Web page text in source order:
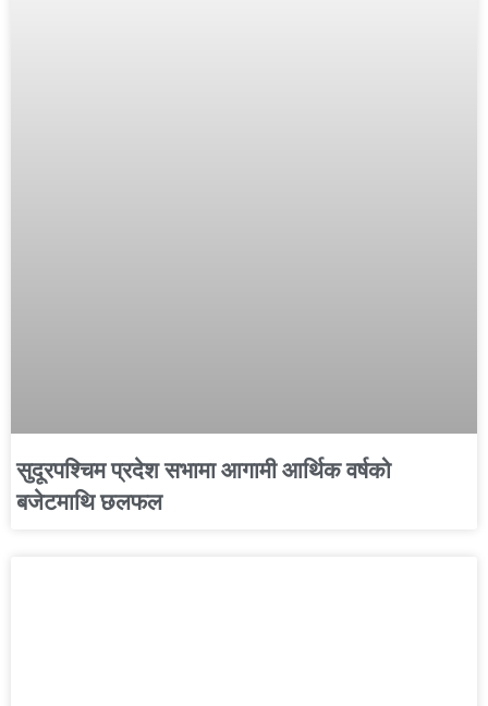
सुदूरपश्चिम प्रदेश सभामा आगामी आर्थिक वर्षको
बजेटमाथि छलफल